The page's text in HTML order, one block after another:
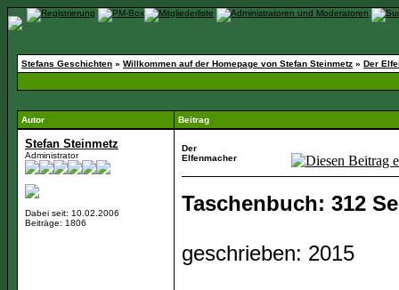
Stefans Geschichten » Willkommen auf der Homepage von Stefan Steinmetz » Der
Autor Beitrag
Stefan Steinmetz
Administrator
Dabei seit: 10.02.2006
Beiträge: 1806
Der
Elfenmacher
Taschenbuch: 312
geschrieben: 2015